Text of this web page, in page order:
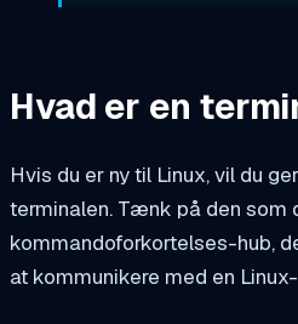
Hvad er en
Hvis du er ny til Linux, vil du
terminalen. Tænk på den som
kommandoforkortelses-hub,
at kommunikere med en